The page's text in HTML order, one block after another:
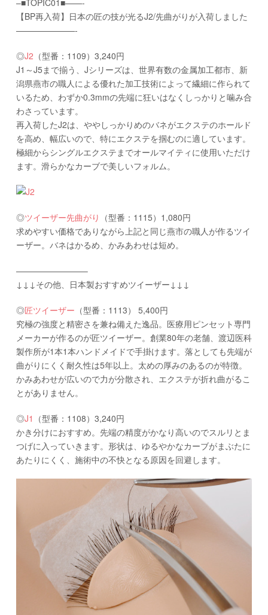
–■TOPIC01■——-
【BP再入荷】日本の匠の技が光るJ2/先曲がりが入荷しました
———————-
◎J2 （型番：1109）3,240円
J1～J5まで揃う、Jシリーズは、世界有数の金属加工都市、新
潟県燕市の職人による優れた加工技術によって繊細に作られて
いるため、わずか0.3mmの先端に狂いはなくしっかりと噛み合
わさっています。
再入荷したJ2は、ややしっかりめのバネがエクステのホールド
を高め、幅広いので、特にエクステを掴むのに適しています。
極細からシングルエクステまでオールマイティに使用いただけ
ます。滑らかなカーブで美しいフォルム。
◎ツイーザー先曲がり （型番：1115）1,080円
求めやすい価格でありながら上記と同じ燕市の職人が作るツイ
ーザー。バネはかるめ、かみあわせは短め。
————————–
↓↓↓その他、日本製おすすめツイーザー↓↓↓
◎匠ツイーザー （型番：1113） 5,400円
究極の強度と精密さを兼ね備えた逸品。医療用ピンセット専門
メーカーが作るのが匠ツイーザー。創業80年の老舗、渡辺医科
製作所が1本1本ハンドメイドで手掛けます。落としても先端が
曲がりにくく耐久性は5年以上。太めの厚みのあるのが特徴。
かみあわせが広いので力が分散され、エクステが折れ曲がるこ
とがありません。
◎J1 （型番：1108）3,240円
かき分けにおすすめ。先端の精度がかなり高いのでスルリとま
つげに入っていきます。形状は、ゆるやかなカーブがまぶたに
あたりにくく、施術中の不快となる原因を回避します。